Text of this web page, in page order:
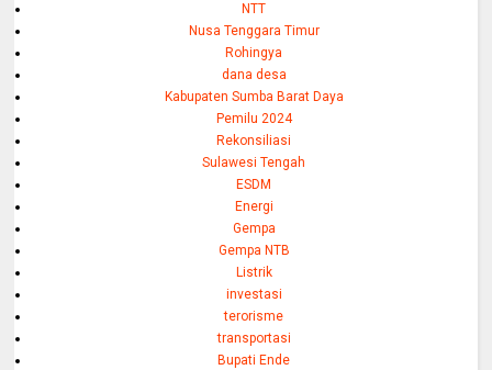
NTT
Nusa Tenggara Timur
Rohingya
dana desa
Kabupaten Sumba Barat Daya
Pemilu 2024
Rekonsiliasi
Sulawesi Tengah
ESDM
Energi
Gempa
Gempa NTB
Listrik
investasi
terorisme
transportasi
Bupati Ende